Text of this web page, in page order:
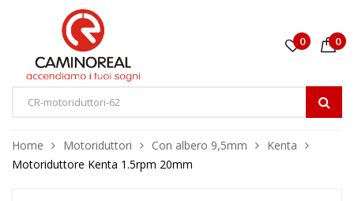
0 0
Home Motoriduttori Con albero 9,5mm
Kenta
Motoriduttore Kenta 1.5rpm 20mm